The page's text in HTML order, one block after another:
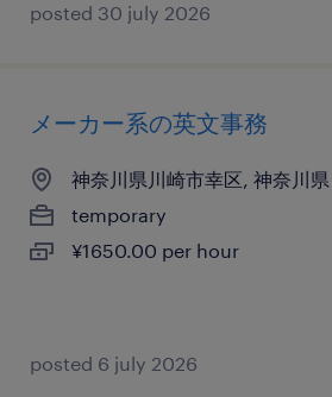
posted 30 july 2026
メーカー系の英文事務
神奈川県川崎市幸区, 神奈川県
temporary
¥1650.00 per hour
posted 6 july 2026